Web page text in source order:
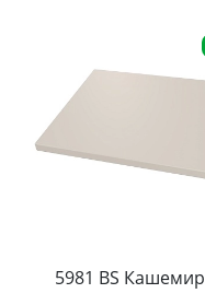
5981 BS Кашемир